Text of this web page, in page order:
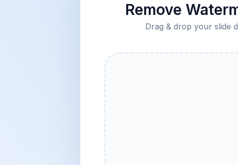
Remove
Drag & drop your slide